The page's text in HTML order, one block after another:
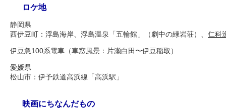
ロケ地
静岡県
西伊豆町：浮島海岸、浮島温泉「五輪館」（劇中の緑岩荘）、 仁科
伊豆急100系電車（車窓風景：片瀬白田〜伊豆稲取）
愛媛県
松山市：伊予鉄道高浜線「高浜駅」
映画にちなんだもの